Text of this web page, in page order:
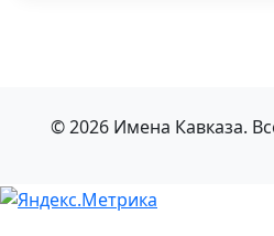
© 2026 Имена Кавказа.